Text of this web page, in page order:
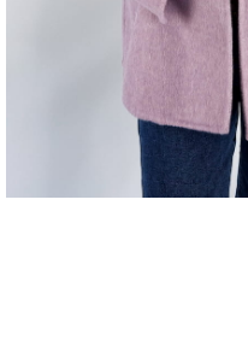
ACCESSOIRES
PANTALONS ET JEANS
ROBES ET JUPES